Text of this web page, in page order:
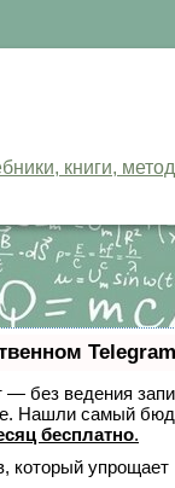
книги,
— без ведения
Нашли самый
бесплатно.
который упрощает